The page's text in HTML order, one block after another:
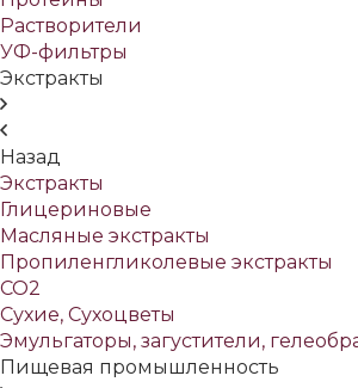
Растворители
УФ-фильтры
Экстракты
Назад
Экстракты
Глицериновые
Масляные экстракты
Пропиленгликолевые экстракты
СО2
Сухие, Сухоцветы
Эмульгаторы, загустители,
Пищевая промышленность